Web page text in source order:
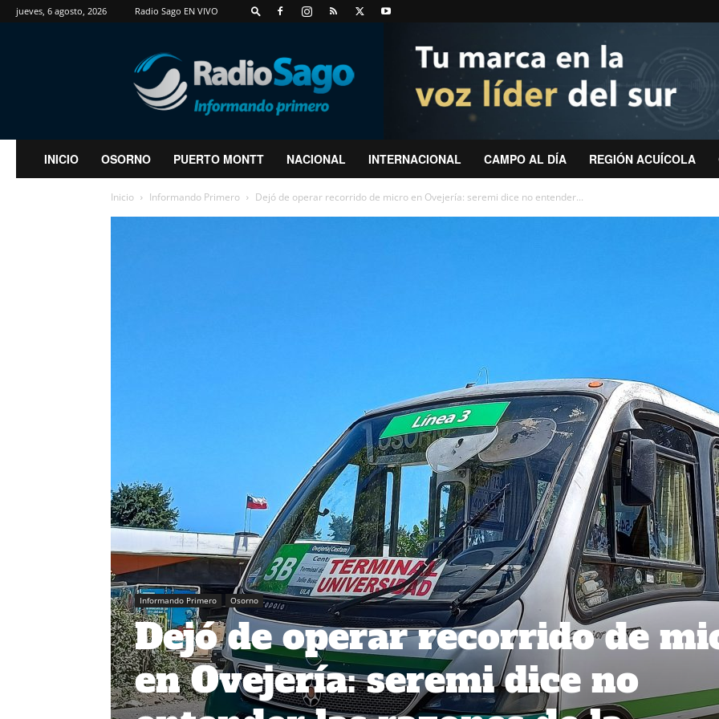
jueves, 6 agosto, 2026 Radio Sago EN VIVO
RadioSago
INICIO OSORNO PUERTO MONTT NACIONAL INTERNACIONAL CAMPO AL DÍA REGIÓN ACUÍCOLA
Inicio Informando Primero Dejó de operar recorrido de micro en Ovejería: seremi dice no entender...
Informando Primero Osorno
Dejó de operar recorrido de
en Ovejería: seremi dice no